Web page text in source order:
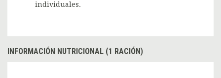
individuales.
INFORMACIÓN NUTRICIONAL (1 RACIÓN)